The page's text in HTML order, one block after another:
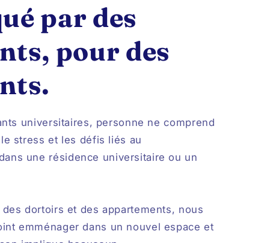
o
n
par des
pour des
universitaires, personne ne comprend
stress et les défis liés au
une résidence universitaire ou un
des dortoirs et des appartements, nous
emménager dans un nouvel espace et